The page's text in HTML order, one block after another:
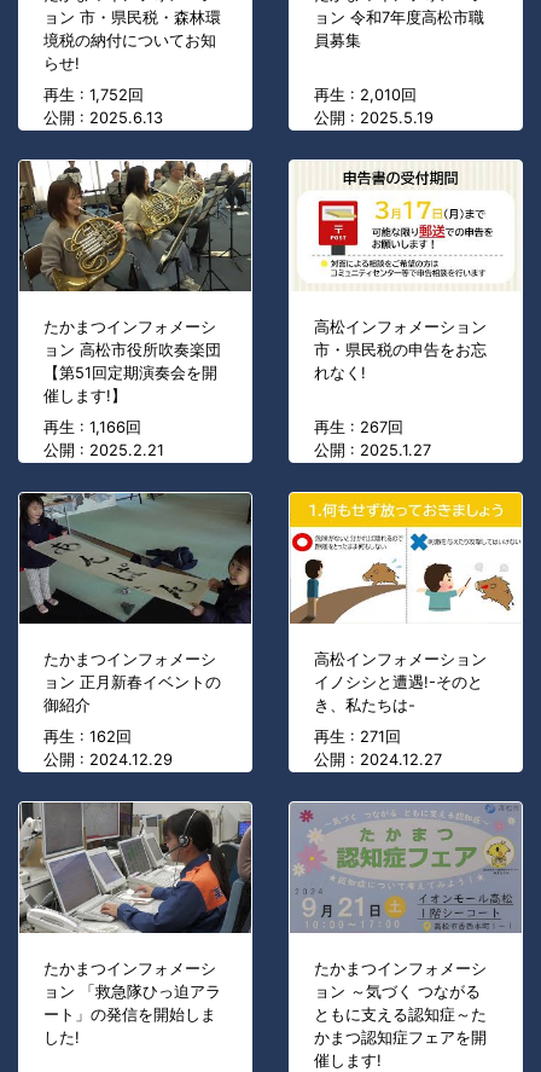
ョン 市・県民税・森林環
境税の納付についてお知
らせ!
再生 : 1,752回
公開 : 2025.6.13
ョン 令和7年度高松市職
員募集
再生 : 2,010回
公開 : 2025.5.19
たかまつインフォメーシ
ョン 高松市役所吹奏楽団
【第51回定期演奏会を開
催します!】
再生 : 1,166回
公開 : 2025.2.21
高松インフォメーション
市・県民税の申告をお忘
れなく!
再生 : 267回
公開 : 2025.1.27
たかまつインフォメーシ
ョン 正月新春イベントの
御紹介
再生 : 162回
公開 : 2024.12.29
高松インフォメーション
イノシシと遭遇!-そのと
き、私たちは-
再生 : 271回
公開 : 2024.12.27
たかまつインフォメーシ
ョン 「救急隊ひっ迫アラ
ート」の発信を開始しま
した!
たかまつインフォメーシ
ョン ～気づく つながる
ともに支える認知症～た
かまつ認知症フェアを開
催します!